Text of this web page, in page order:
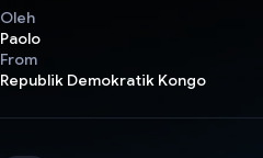
Oleh
Paolo
From
Republik Demokratik Kongo